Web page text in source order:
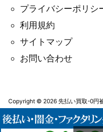
プライバシーポリシ
利用規約
サイトマップ
お問い合わせ
Copyright © 2026 先払い買取-0円
WordPress Luxeritas